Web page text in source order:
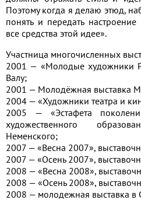
Поэтому когда я делаю этюд,
понять и передать
все средства этой идее».
Участница многочисленных
2001 — «Молодые художники
Валу;
2001 — Молодёжная выставка
2004 — «Художники театра и
2005 — «Эстафета
художественного
Неменского;
2007 — «Весна 2007»,
2007 — «Осень 2007»,
2008 — «Весна 2008»,
2008 — «Осень 2008»,
2008 — молодежная выставка в